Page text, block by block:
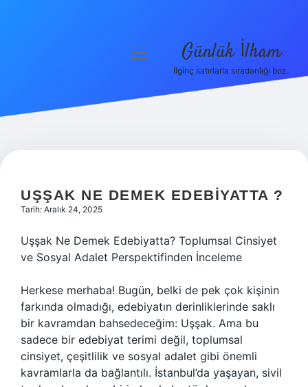
Hakkımızda
menüyü
Günlük İlham
İlginç satırlarla sıradanlığı boz.
UŞŞAK NE DEMEK EDEBIYATTA ?
Tarih: Aralık 24, 2025
Uşşak Ne Demek Edebiyatta? Toplumsal Cinsiyet
ve Sosyal Adalet Perspektifinden İnceleme
Herkese merhaba! Bugün, belki de pek çok kişinin
farkında olmadığı, edebiyatın derinliklerinde saklı
bir kavramdan bahsedeceğim: Uşşak. Ama bu
sadece bir edebiyat terimi değil, toplumsal
cinsiyet, çeşitlilik ve sosyal adalet gibi önemli
kavramlarla da bağlantılı. İstanbul’da yaşayan, sivil